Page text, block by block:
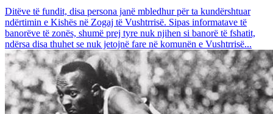
Ditëve të fundit, disa persona janë mbledhur për ta kundërshtuar
ndërtimin e Kishës në Zogaj të Vushtrrisë. Sipas informatave të
banorëve të zonës, shumë prej tyre nuk njihen si banorë të fshatit,
ndërsa disa thuhet se nuk jetojnë fare në komunën e Vushtrrisë...